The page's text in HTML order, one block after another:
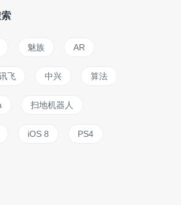
魅族 AR
飞 中兴 算法
扫地机器人
iOS 8 PS4